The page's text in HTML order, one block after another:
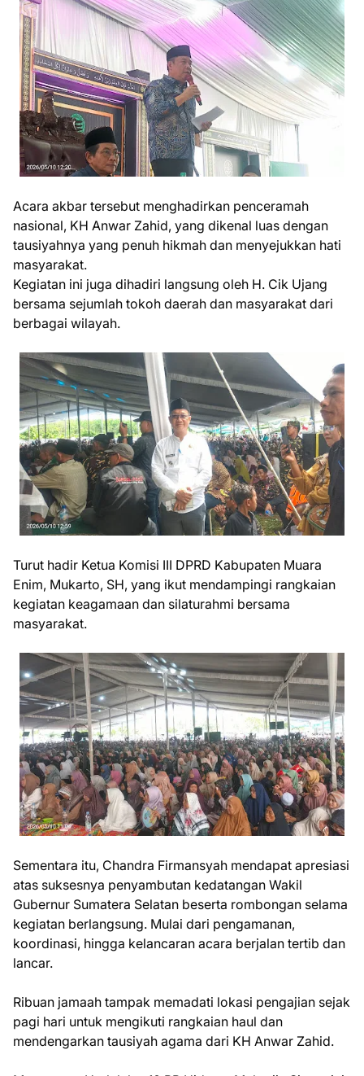
Acara akbar tersebut menghadirkan penceramah
nasional, KH Anwar Zahid, yang dikenal luas dengan
tausiyahnya yang penuh hikmah dan menyejukkan hati
masyarakat.
Kegiatan ini juga dihadiri langsung oleh H. Cik Ujang
bersama sejumlah tokoh daerah dan masyarakat dari
berbagai wilayah.
Turut hadir Ketua Komisi III DPRD Kabupaten Muara
Enim, Mukarto, SH, yang ikut mendampingi rangkaian
kegiatan keagamaan dan silaturahmi bersama
masyarakat.
Sementara itu, Chandra Firmansyah mendapat apresiasi
atas suksesnya penyambutan kedatangan Wakil
Gubernur Sumatera Selatan beserta rombongan selama
kegiatan berlangsung. Mulai dari pengamanan,
koordinasi, hingga kelancaran acara berjalan tertib dan
lancar.
Ribuan jamaah tampak memadati lokasi pengajian sejak
pagi hari untuk mengikuti rangkaian haul dan
mendengarkan tausiyah agama dari KH Anwar Zahid.